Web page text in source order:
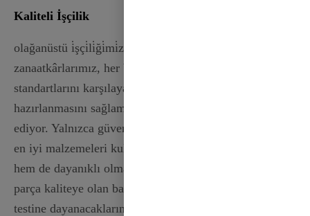
Kaliteli İşçilik
olağanüstü i̇şçi̇li̇ği̇mi̇zle gurur duyuyoruz. Yetenekli
zanaatkârlarımız, her bir kurdelenin yüksek kalite
standartlarını karşılayacak şekilde titizlikle
hazırlanmasını sağlamak için ayrıntılara çok dikkat
ediyor. Yalnızca güvenilir tedarikçilerden temin edilen
en iyi malzemeleri kullanarak kurdelelerinizin hem lüks
hem de dayanıklı olmasını garanti ediyoruz. Her bir
parça kaliteye olan bağlılığımızı yansıtır ve zamanın
testine dayanacaklarını bilerek güvenle güzel fiyonklar